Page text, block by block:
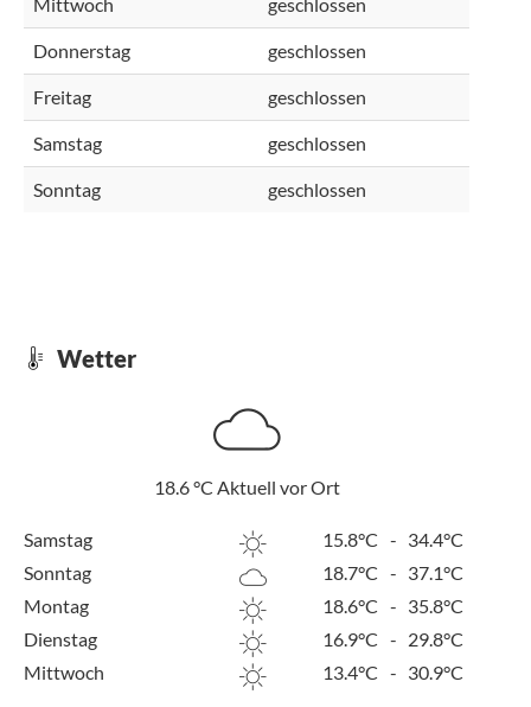
Donnerstag geschlossen
Freitag geschlossen
Samstag geschlossen
Sonntag geschlossen
Wetter
18.6°C Aktuell vor Ort
Samstag 15.8°C - 34.4°C
Sonntag
18.7°C - 37.1°C
Montag
18.6°C - 35.8°C
Dienstag
16.9°C - 29.8°C
Mittwoch
13.4°C - 30.9°C